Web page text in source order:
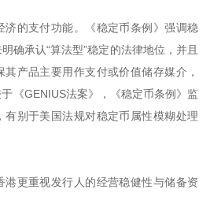
济的支付功能。《稳定币条例》强调稳
确承认“算法型”稳定的法律地位，并且
产品主要用作支付或价值储存媒介，
《GENIUS法案》，《稳定币条例》监
有别于美国法规对稳定币属性模糊处理
港更重视发行人的经营稳健性与储备资